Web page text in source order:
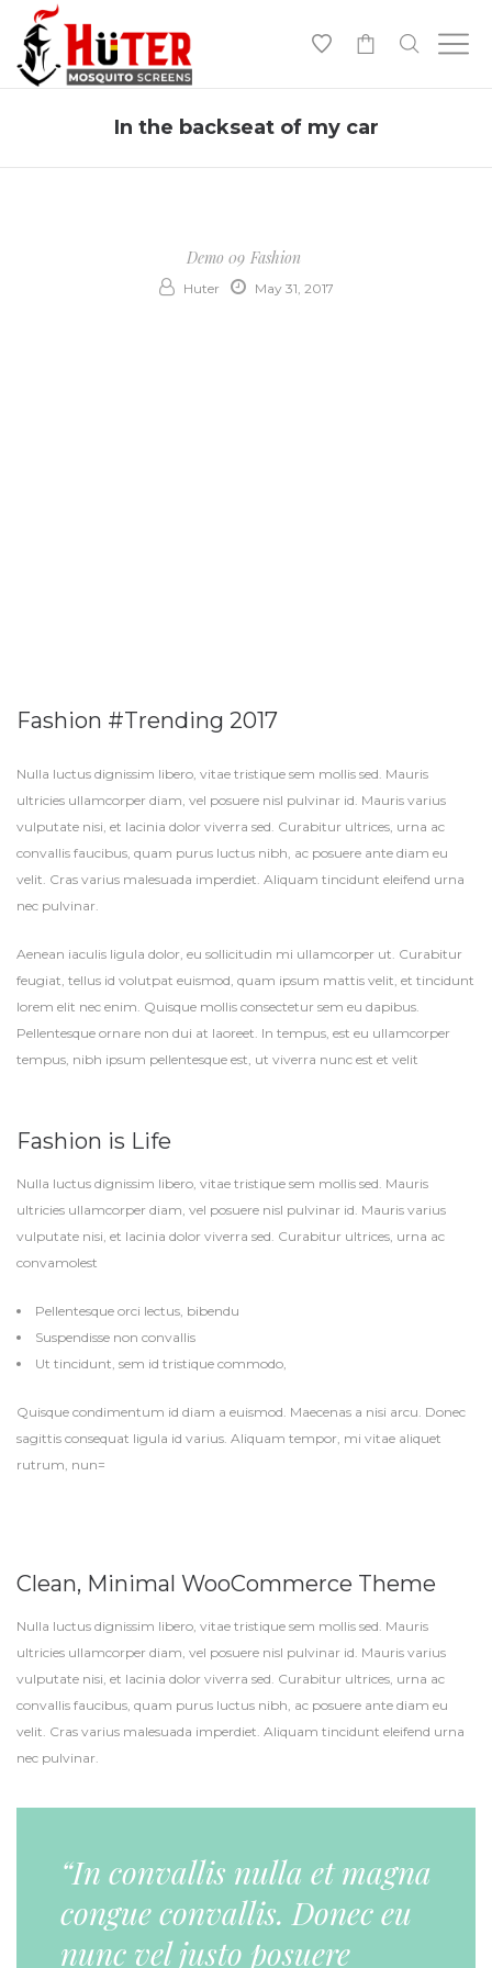
In the backseat of my car
Demo 09 Fashion
Huter May 31, 2017
Fashion #Trending 2017
Nulla luctus dignissim libero, vitae tristique sem mollis sed. Mauris
ultricies ullamcorper diam, vel posuere nisl pulvinar id. Mauris varius
vulputate nisi, et lacinia dolor viverra sed. Curabitur ultrices, urna ac
convallis faucibus, quam purus luctus nibh, ac posuere ante diam eu
velit. Cras varius malesuada imperdiet. Aliquam tincidunt eleifend urna
nec pulvinar.
Aenean iaculis ligula dolor, eu sollicitudin mi ullamcorper ut. Curabitur
feugiat, tellus id volutpat euismod, quam ipsum mattis velit, et tincidunt
lorem elit nec enim. Quisque mollis consectetur sem eu dapibus.
Pellentesque ornare non dui at laoreet. In tempus, est eu ullamcorper
tempus, nibh ipsum pellentesque est, ut viverra nunc est et velit
Fashion is Life
Nulla luctus dignissim libero, vitae tristique sem mollis sed. Mauris
ultricies ullamcorper diam, vel posuere nisl pulvinar id. Mauris varius
vulputate nisi, et lacinia dolor viverra sed. Curabitur ultrices, urna ac
convamolest
Pellentesque orci lectus, bibendu
Suspendisse non convallis
Ut tincidunt, sem id tristique commodo,
Quisque condimentum id diam a euismod. Maecenas a nisi arcu. Donec
sagittis consequat ligula id varius. Aliquam tempor, mi vitae aliquet
rutrum, nun=
Clean, Minimal WooCommerce Theme
Nulla luctus dignissim libero, vitae tristique sem mollis sed. Mauris
ultricies ullamcorper diam, vel posuere nisl pulvinar id. Mauris varius
vulputate nisi, et lacinia dolor viverra sed. Curabitur ultrices, urna ac
convallis faucibus, quam purus luctus nibh, ac posuere ante diam eu
velit. Cras varius malesuada imperdiet. Aliquam tincidunt eleifend urna
nec pulvinar.
“In convallis nulla et magna
congue convallis. Donec eu
nunc vel justo posuere